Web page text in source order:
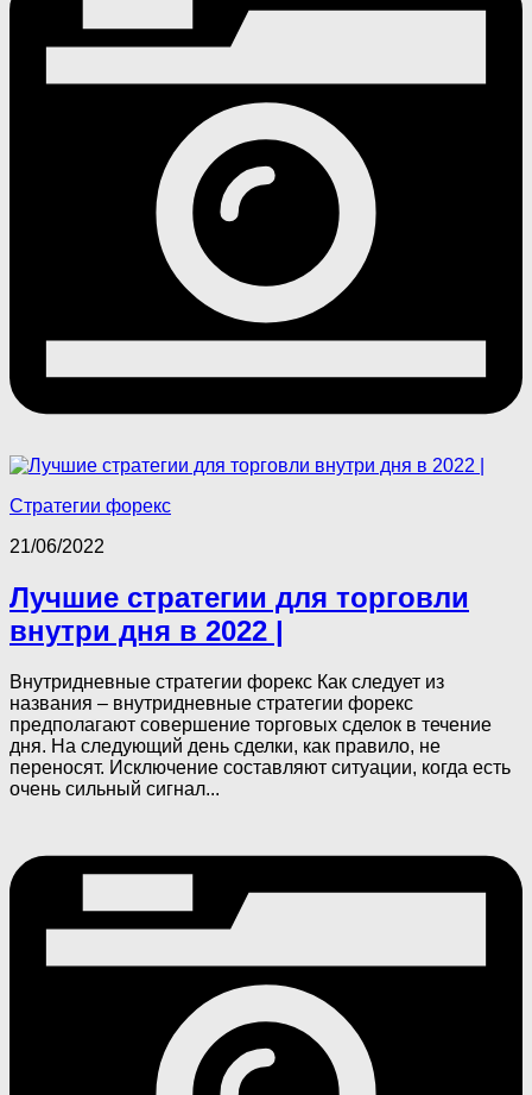
Стратегии форекс
21/06/2022
Лучшие стратегии для торговли
внутри дня в 2022 |
Внутридневные стратегии форекс Как следует из
названия – внутридневные стратегии форекс
предполагают совершение торговых сделок в течение
дня. На следующий день сделки, как правило, не
переносят. Исключение составляют ситуации, когда есть
очень сильный сигнал...